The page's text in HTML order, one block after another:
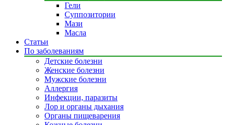
Гели
Суппозитории
Мази
Масла
Статьи
По заболеваниям
Детские болезни
Женские болезни
Мужские болезни
Аллергия
Инфекции, паразиты
Лор и органы дыхания
Органы пищеварения